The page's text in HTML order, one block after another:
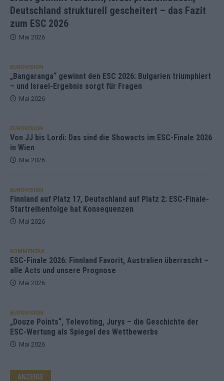
Deutschland strukturell gescheitert – das Fazit
zum ESC 2026
Mai 2026
EUROVISION
„Bangaranga“ gewinnt den ESC 2026: Bulgarien triumphiert
– und Israel-Ergebnis sorgt für Fragen
Mai 2026
EUROVISION
Von JJ bis Lordi: Das sind die Showacts im ESC-Finale 2026
in Wien
Mai 2026
EUROVISION
Finnland auf Platz 17, Deutschland auf Platz 2: ESC-Finale-
Startreihenfolge hat Konsequenzen
Mai 2026
KOMMENTAR
ESC-Finale 2026: Finnland Favorit, Australien überrascht –
alle Acts und unsere Prognose
Mai 2026
EUROVISION
„Douze Points“, Televoting, Jurys – die Geschichte der
ESC-Wertung als Spiegel des Wettbewerbs
Mai 2026
ANZEIGE